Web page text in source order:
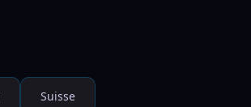
Suisse